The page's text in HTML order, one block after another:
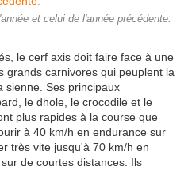
et celui de l'année précédente.
le cerf axis doit faire face à une
grands carnivores qui peuplent la
sienne. Ses principaux
le dhole, le crocodile et le
plus rapides à la course que
à 40 km/h en endurance sur
très vite jusqu'à 70 km/h en
de courtes distances. Ils